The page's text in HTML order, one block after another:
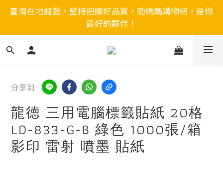
臺灣在地經營，堅持把關好品質，勁媽媽購物網，是你
最好的夥伴！
分享到
龍德 三用電腦標籤貼紙 20格
LD-833-G-B 綠色 1000張/箱
影印 雷射 噴墨 貼紙